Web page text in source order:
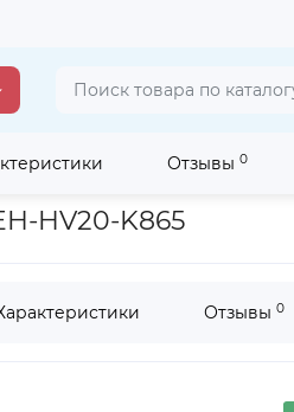
Отзывы 0
волос Panasonic EH-HV20-K865
HV20-K865
Отзывы 0